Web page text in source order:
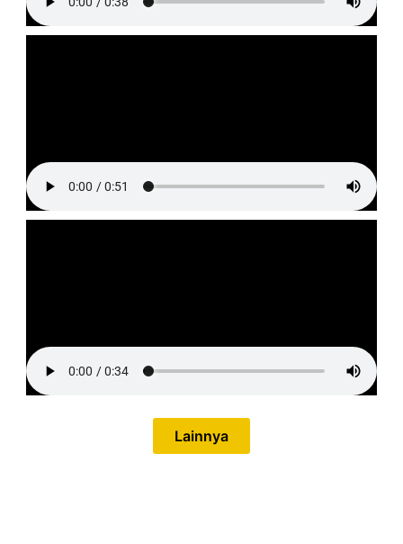
Lainnya